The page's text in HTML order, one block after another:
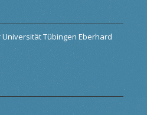
Tübingen Eberhard